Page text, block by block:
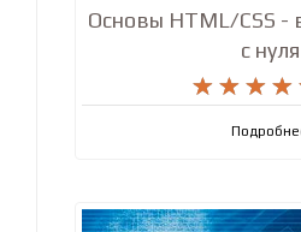
Основы HTML/CSS -
с нуля
   
   